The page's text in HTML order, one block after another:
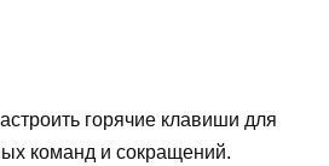
горячие клавиши для
команд и сокращений.